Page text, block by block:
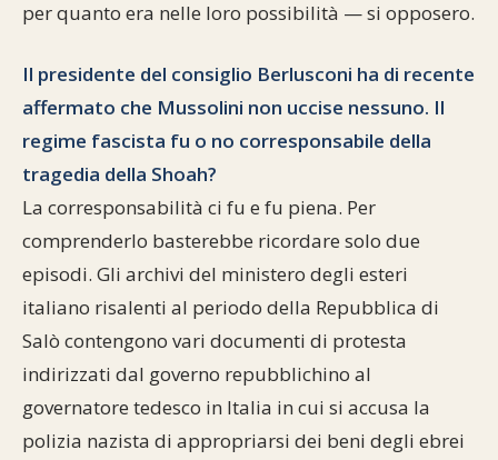
per quanto era nelle loro possibilità — si opposero.
Il presidente del consiglio Berlusconi ha di recente
affermato che Mussolini non uccise nessuno. Il
regime fascista fu o no corresponsabile della
tragedia della Shoah?
La corresponsabilità ci fu e fu piena. Per
comprenderlo basterebbe ricordare solo due
episodi. Gli archivi del ministero degli esteri
italiano risalenti al periodo della Repubblica di
Salò contengono vari documenti di protesta
indirizzati dal governo repubblichino al
governatore tedesco in Italia in cui si accusa la
polizia nazista di appropriarsi dei beni degli ebrei